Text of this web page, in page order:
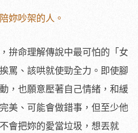
妳吵架的人。
拚命理解傳說中最可怕的「女
罵、該哄就使勁全力。即使腳
，也願意壓著自己情緒，和緩
美、可能會做錯事，但至少他
會把妳的愛當垃圾，想丟就